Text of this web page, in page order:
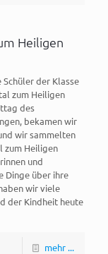
Heiligen
der Klasse
zum Heiligen
des
bekamen wir
wir sammelten
zum Heiligen
und
Dinge über ihre
wir viele
der Kindheit heute
mehr ...